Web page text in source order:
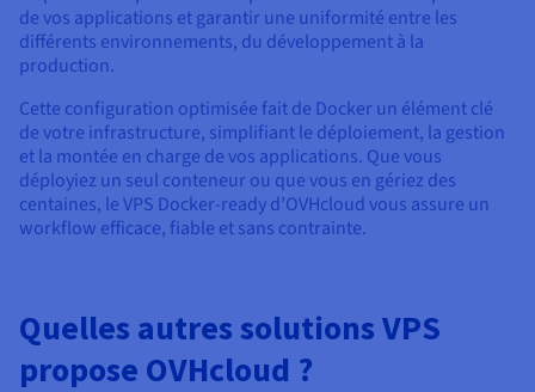
de vos applications et garantir une uniformité entre les
différents environnements, du développement à la
production.
Cette configuration optimisée fait de Docker un élément clé
de votre infrastructure, simplifiant le déploiement, la gestion
et la montée en charge de vos applications. Que vous
déployiez un seul conteneur ou que vous en gériez des
centaines, le VPS Docker-ready d’OVHcloud vous assure un
workflow efficace, fiable et sans contrainte.
Quelles autres solutions VPS
propose OVHcloud ?